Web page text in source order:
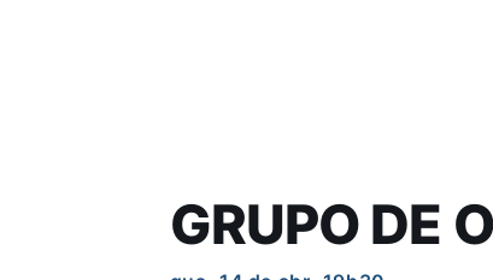
GRUPO DE